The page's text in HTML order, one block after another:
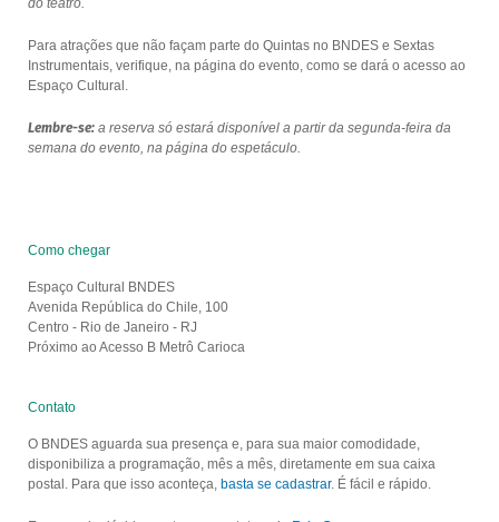
do teatro.
Para atrações que não façam parte do Quintas no BNDES e Sextas
Instrumentais, verifique, na página do evento, como se dará o acesso ao
Espaço Cultural.
Lembre-se:a reserva só estará disponível a partir da segunda-feira da
semana do evento, na página do espetáculo.
Como chegar
Espaço Cultural BNDES
Avenida República do Chile, 100
Centro - Rio de Janeiro - RJ
Próximo ao Acesso B Metrô Carioca
Contato
O BNDES aguarda sua presença e, para sua maior comodidade,
disponibiliza a programação, mês a mês, diretamente em sua caixa
postal. Para que isso aconteça, basta se cadastrar. É fácil e rápido.